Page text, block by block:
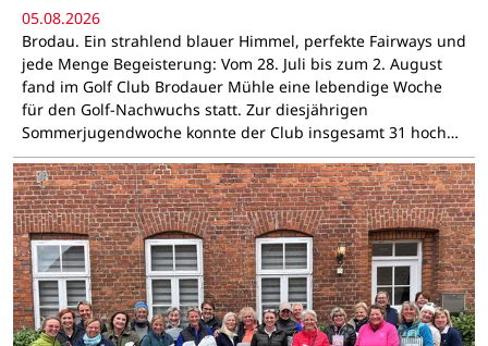
05.08.2026
Brodau. Ein strahlend blauer Himmel, perfekte Fairways und
jede Menge Begeisterung: Vom 28. Juli bis zum 2. August
fand im Golf Club Brodauer Mühle eine lebendige Woche
für den Golf-Nachwuchs statt. Zur diesjährigen
Sommerjugendwoche konnte der Club insgesamt 31 hoch…